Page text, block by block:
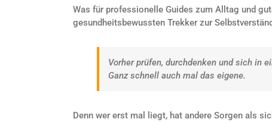
Was für professionelle Guides zum Alltag und
gesundheitsbewussten Trekker zur
Vorher prüfen, durchdenken und sich in
Ganz schnell auch mal das eigene.
Denn wer erst mal liegt, hat andere Sorgen als